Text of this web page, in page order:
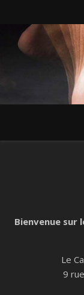
Bienvenue
Le
9